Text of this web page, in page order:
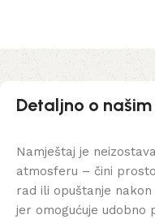
Detaljno o
Namještaj je
atmosferu – čini
rad ili opuštanje
jer omogućuje udobno